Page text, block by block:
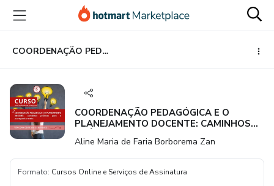
para
conteúdo
principal
para
pagamento
para
rodapé
COORDENAÇÃO PEDAGÓGICA E O PLANEJAMENTO DOCENTE: CAMINHOS PRÁTICOS PARA O ACOMPANHAMENTO
COORDENAÇÃO PEDAGÓGICA E O
PLANEJAMENTO DOCENTE: CAMINHOS
Aline Maria de Faria Borborema Zan
Formato: Cursos Online e Serviços de Assinatura